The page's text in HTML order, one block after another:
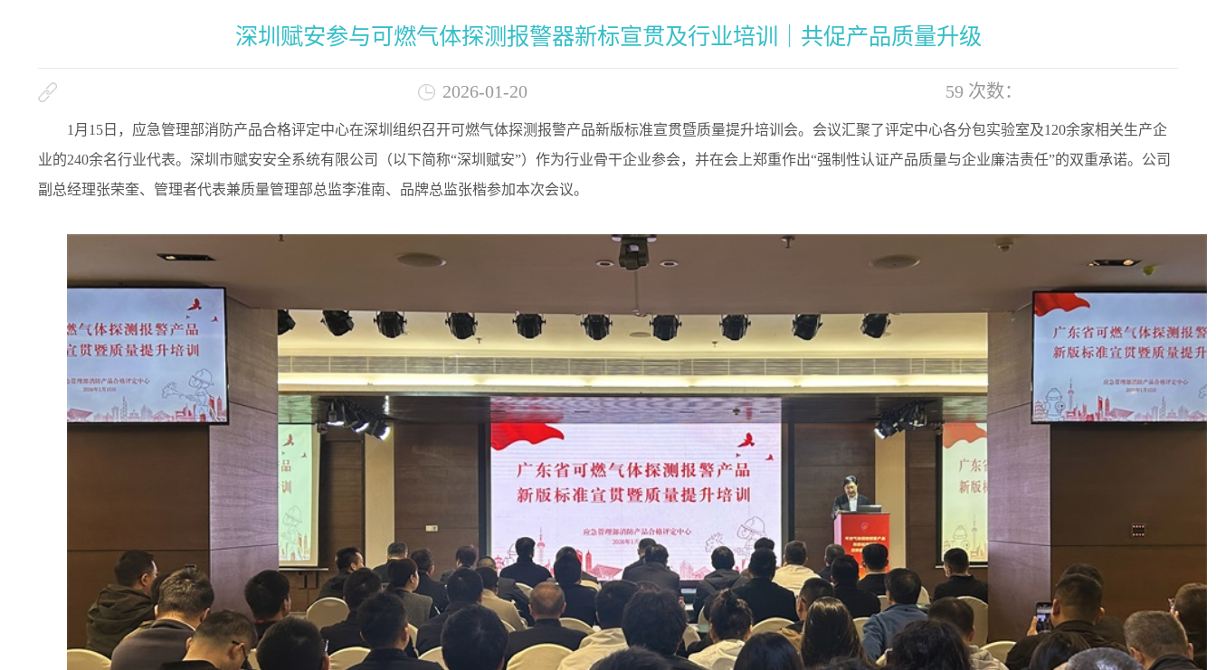
深圳赋安参与可燃气体探测报警器新标宣贯及行业培训｜共促产品质量升级
2026-01-20 59 次数：
1 月15日，应急管理部消防产品合格评定中心在深圳组织召开可燃气体探测报警产品新版标准宣贯暨质量提升培训会。会议汇聚了评定中心各分包实验室及120余家相关生产企
业的240余名行业代表。深圳市赋安安全系统有限公司（以下简称“深圳赋安”）作为行业骨干企业参会，并在会上郑重作出“强制性认证产品质量与企业廉洁责任”的双重承诺。公司
副总经理张荣奎、管理者代表兼质量管理部总监李淮南、品牌总监张楷参加本次会议。